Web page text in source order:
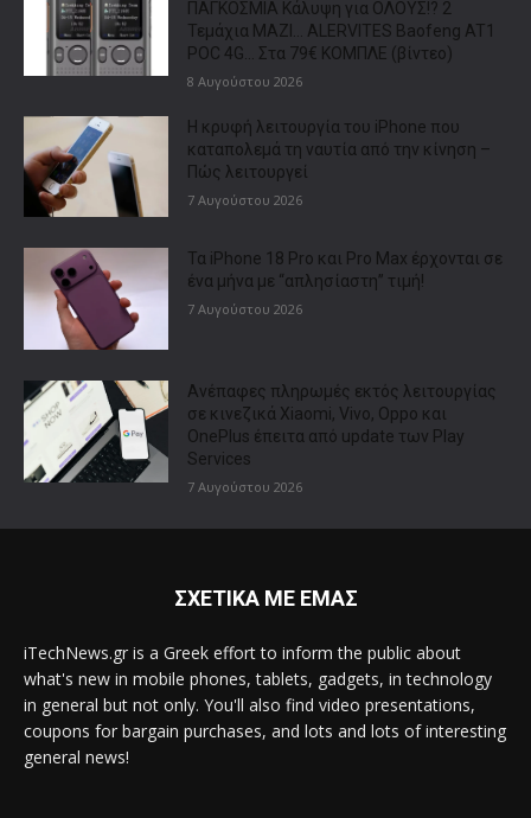
ΠΑΓΚΟΣΜΙΑ Κάλυψη για ΟΛΟΥΣ!? 2
Τεμάχια ΜΑΖΙ… ALERVITES Baofeng AT1
POC 4G… Στα 79€ ΚΟΜΠΛΕ (βίντεο)
8 Αυγούστου 2026
Η κρυφή λειτουργία του iPhone που
καταπολεμά τη ναυτία από την κίνηση –
Πώς λειτουργεί
7 Αυγούστου 2026
Τα iPhone 18 Pro και Pro Max έρχονται σε
ένα μήνα με “απλησίαστη” τιμή!
7 Αυγούστου 2026
Ανέπαφες πληρωμές εκτός λειτουργίας
σε κινεζικά Xiaomi, Vivo, Oppo και
OnePlus έπειτα από update των Play
Services
7 Αυγούστου 2026
ΣΧΕΤΙΚΑ ΜΕ ΕΜΑΣ
iTechNews.gr is a Greek effort to inform the public about
what's new in mobile phones, tablets, gadgets, in technology
in general but not only. You'll also find video presentations,
coupons for bargain purchases, and lots and lots of interesting
general news!